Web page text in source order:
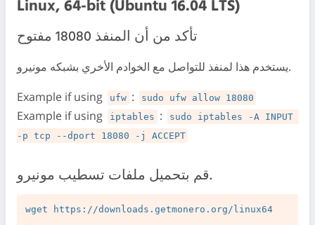
Linux, 64-bit (Ubuntu 16.04 LTS)
تأكد من أن المنفذ 18080 مفتوح
يستخدم هذا لمنفذ للتواصل مع الخوادم الأخري بشبكه مونيرو.
Example if using
ufw : sudo ufw allow 18080
Example if using iptables :
sudo iptables -A INPUT
-p tcp --dport 18080 -j ACCEPT
قم بتحميل ملفات تسطيب مونيرو.
wget https://downloads.getmonero.org/linux64